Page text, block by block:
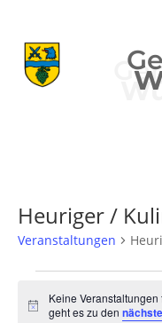
Heuriger /
Veranstaltungen
für
Hinweis
Keine
geht es zu den